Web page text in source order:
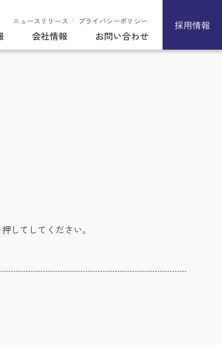
ニュースリリース プライバシーポリシー
会社情報 お問い合わせ
採用情報
してしてください。